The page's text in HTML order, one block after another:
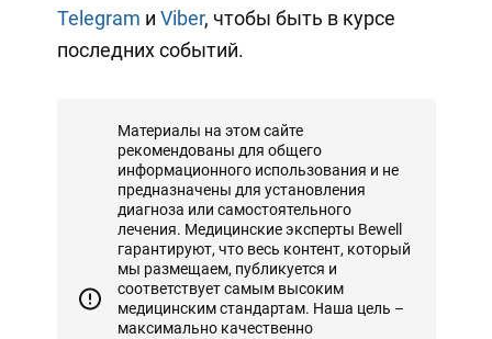
Telegram и Viber, чтобы быть в курсе
последних событий.
Материалы на этом сайте
рекомендованы для общего
информационного использования и не
предназначены для установления
диагноза или самостоятельного
лечения. Медицинские эксперты Bewell
гарантируют, что весь контент, который
мы размещаем, публикуется и
соответствует самым высоким
медицинским стандартам. Наша цель –
максимально качественно